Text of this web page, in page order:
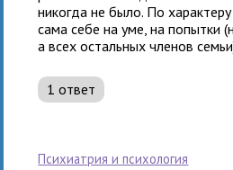
никогда не было. По характеру
сама себе на уме, на попытки
а всех остальных членов
1 ответ
психиатрия и психология